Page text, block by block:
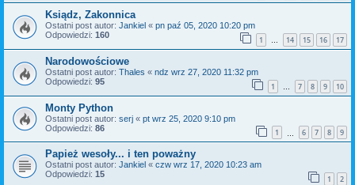
Ksiądz, Zakonnica
Ostatni post autor: Jankiel « pn paź 05, 2020 10:20 pm
Odpowiedzi: 160 1 … 14 15 16 17
Narodowościowe
Ostatni post autor: Thales « ndz wrz 27, 2020 11:32 pm
Odpowiedzi: 95 1 … 7 8 9 10
Monty Python
Ostatni post autor: serj « pt wrz 25, 2020 9:10 pm
Odpowiedzi: 86 1 6 7 8 9
Papież wesoły... i ten poważny
Ostatni post autor: Jankiel « czw wrz 17, 2020 10:23 am
Odpowiedzi: 15 1 2